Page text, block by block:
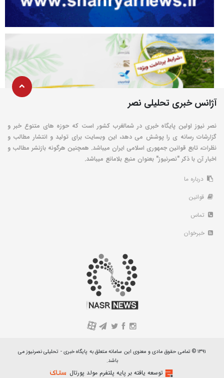
آژانس خبری تحلیلی نصر
نصر نیوز اولین پایگاه خبری در شمالغرب کشور است که حوزه های متنوع خبر و
گزارشات رسانه ی را پوشش می دهد، این وبسایت برای تولید و انتشار مطالب و
نظرات، تابع قوانین جمهوری اسلامی ایران میباشد. همچنین هرگونه بازنشر مطالب و
اخبار آن با ذکر "نصرنیوز" بعنوان منبع بلامانع میباشد.
درباره ما
قوانین
تماس
خبرخوان
A
۱۳۹۱ © تمامی حقوق مادی و معنوی این سامانه متعلق به پایگاه خبری - تحلیلی نصرنیوز می
باشد.
توسعه یافته بر پایه پلتفرم مولد پورتال